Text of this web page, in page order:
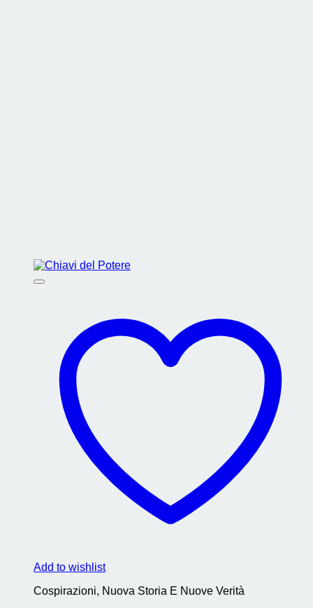
Add to wishlist
Cospirazioni, Nuova Storia E Nuove Verità